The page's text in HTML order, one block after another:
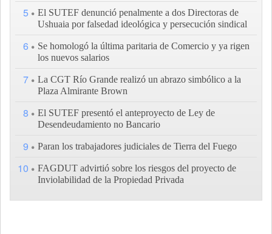
5
El SUTEF denunció penalmente a dos Directoras de
Ushuaia por falsedad ideológica y persecución sindical
6
Se homologó la última paritaria de Comercio y ya rigen
los nuevos salarios
7
La CGT Río Grande realizó un abrazo simbólico a la
Plaza Almirante Brown
8
El SUTEF presentó el anteproyecto de Ley de
Desendeudamiento no Bancario
9 Paran los trabajadores judiciales de Tierra del Fuego
10
FAGDUT advirtió sobre los riesgos del proyecto de
Inviolabilidad de la Propiedad Privada